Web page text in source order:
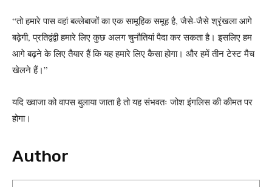
“तो हमारे पास वहां बल्लेबाजों का एक सामूहिक समूह है, जैसे-जैसे श्रृंखला आगे
बढ़ेगी, प्रतिद्वंद्वी हमारे लिए कुछ अलग चुनौतियां पैदा कर सकता है। इसलिए हम
आगे बढ़ने के लिए तैयार हैं कि यह हमारे लिए कैसा होगा। और हमें तीन टेस्ट मैच
खेलने हैं।”
यदि ख्वाजा को वापस बुलाया जाता है तो यह संभवतः जोश इंगलिस की कीमत पर
होगा।
Author